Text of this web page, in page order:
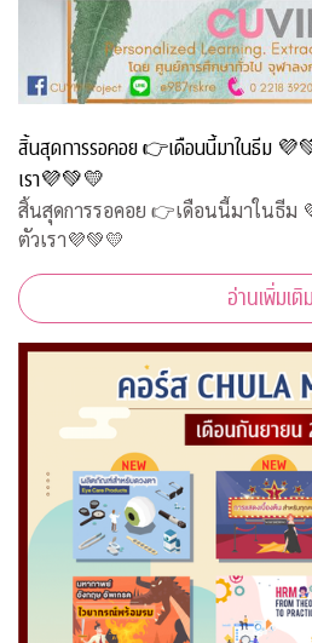
สิ้นสุดการรอคอย 👉เดือนนี้มาในธีม
เรา💜💚💛
สิ้นสุดการรอคอย 👉เดือนนี้มาในธีม
ตัวเรา💜💚💛
อ่านเพิ่มเติม